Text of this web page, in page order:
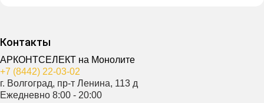
Контакты
АРКОНТСЕЛЕКТ на Монолите
+7 (8442) 22-03-02
г. Волгоград, пр-т Ленина, 113 д
Ежедневно 8:00 - 20:00